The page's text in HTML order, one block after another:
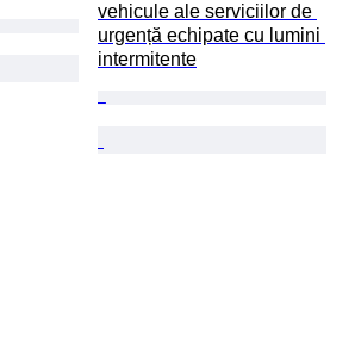
vehicule ale serviciilor de
urgență echipate cu lumini
intermitente